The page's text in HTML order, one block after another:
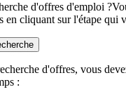
d'offres d'emploi ?
en cliquant sur l'étape qui
d'offres, vous
: